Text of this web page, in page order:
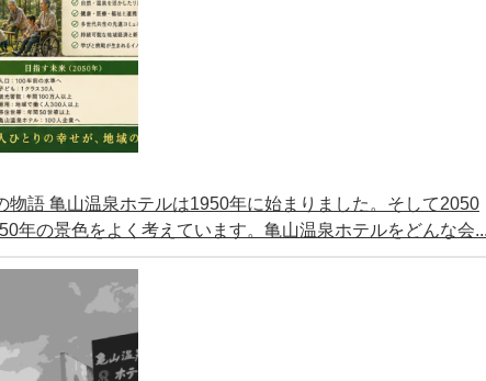
語 亀山温泉ホテルは1950年に始まりました。そして2050
年の景色をよく考えています。亀山温泉ホテルをどんな会...